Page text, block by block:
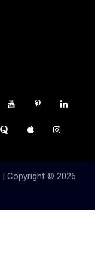
| Copyright © 2026